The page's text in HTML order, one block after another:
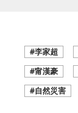
#李家超
#甯漢豪
#自然災害